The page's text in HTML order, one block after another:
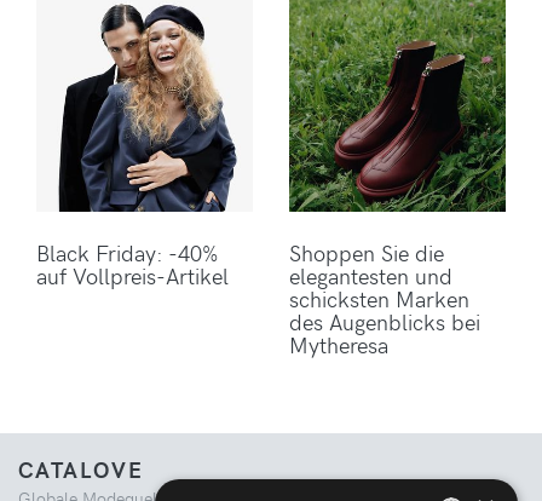
Black Friday: -40%
auf Vollpreis-Artikel
Shoppen Sie die
elegantesten und
schicksten Marken
des Augenblicks bei
Mytheresa
CATALOVE